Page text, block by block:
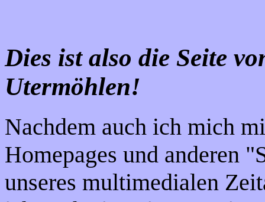
Dies ist also die Seite
Utermöhlen!
Nachdem auch ich mich
Homepages und anderen
unseres multimedialen